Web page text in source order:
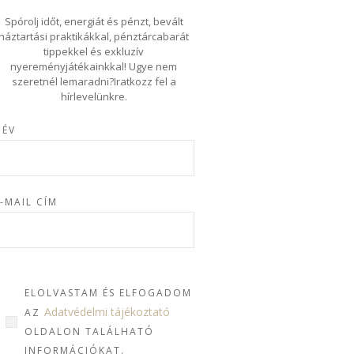
Spórolj időt, energiát és pénzt, bevált
praktikákkal, pénztárcabarát
tippekkel és exkluzív
nyereményjátékainkkal! Ugye nem
szeretnél lemaradni?Iratkozz fel a
hírlevelünkre.
MAIL CÍM
ELOLVASTAM ÉS ELFOGADOM
AZ Adatvédelmi tájékoztató
OLDALON TALÁLHATÓ
INFORMÁCIÓKAT.